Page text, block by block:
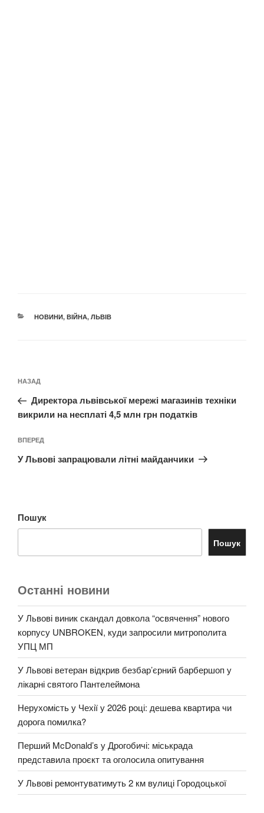
КАТЕГОРІЇ
НОВИНИ, ВІЙНА, ЛЬВІВ
записів
Попередній
запис:
НАЗАД
Директора львівської мережі магазинів техніки
викрили на несплаті 4,5 млн грн податків
Наступний
запис
ВПЕРЕД
У Львові запрацювали літні майданчики
Пошук
Пошук
Останні новини
У Львові виник скандал довкола “освячення” нового
корпусу UNBROKEN, куди запросили митрополита
УПЦ МП
У Львові ветеран відкрив безбар’єрний барбершоп у
лікарні святого Пантелеймона
Нерухомість у Чехії у 2026 році: дешева квартира чи
дорога помилка?
Перший McDonald’s у Дрогобичі: міськрада
представила проєкт та оголосила опитування
У Львові ремонтуватимуть 2 км вулиці Городоцької